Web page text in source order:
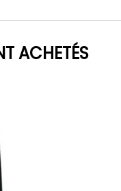
ACHETÉS